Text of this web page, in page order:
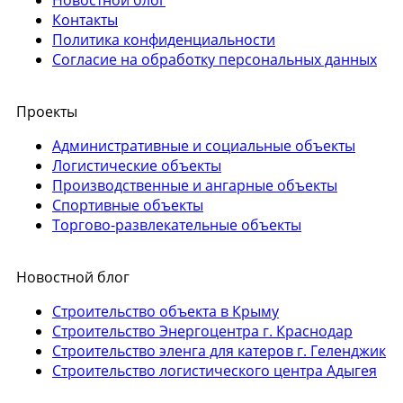
Контакты
Политика конфиденциальности
Согласие на обработку персональных данных
Проекты
Административные и социальные объекты
Логистические объекты
Производственные и ангарные объекты
Спортивные объекты
Торгово-развлекательные объекты
Новостной блог
Строительство объекта в Крыму
Строительство Энергоцентра г. Краснодар
Строительство эленга для катеров г. Геленджик
Строительство логистического центра Адыгея